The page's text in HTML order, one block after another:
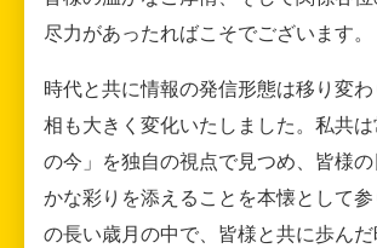
尽力があったればこそでございます。
時代と共に情報の発信形態は移り変
相も大きく変化いたしました。私共
の今」を独自の視点で見つめ、皆様
かな彩りを添えることを本懐として
の長い歳月の中で、皆様と共に歩ん